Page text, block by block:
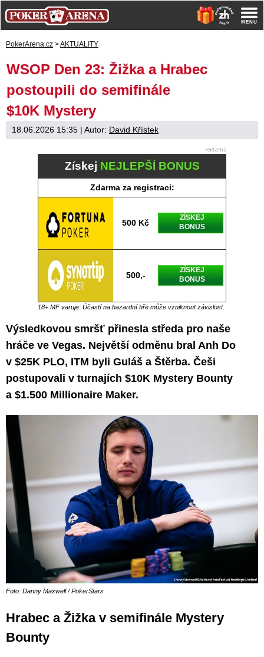
PokerArena.cz >AKTUALITY
WSOP Den 23: Žižka a Hrabec
postoupili do semifinále
$10K Mystery
18.06.2026 15:35 | Autor: David Křístek
Získej NEJLEPŠÍ BONUS
Zdarma za registraci:
500 Kč
ZÍSKEJ
BONUS
500,-
ZÍSKEJ
BONUS
18+ MF varuje: Účastí na hazardní hře může vzniknout závislost.
Výsledkovou smršť přinesla středa pro naše
hráče ve Vegas. Největší odměnu bral Anh Do
v $25K PLO, ITM byli Guláš a Štěrba. Češi
postupovali v turnajích $10K Mystery Bounty
a $1.500 Millionaire Maker.
Foto: Danny Maxwell / PokerStars
Hrabec a Žižka v semifinále Mystery
Bounty